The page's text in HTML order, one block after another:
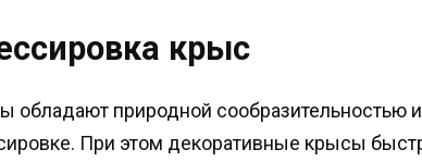
крыс
обладают природной сообразительностью
При этом декоративные крысы